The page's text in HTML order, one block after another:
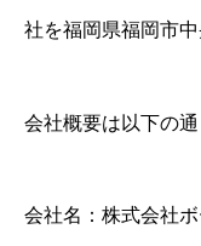
社を福岡県福岡市
会社概要は以下の通
会社名：株式会社